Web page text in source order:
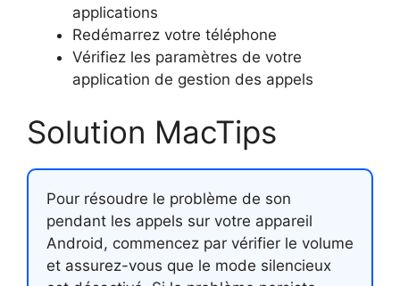
applications
Redémarrez votre téléphone
Vérifiez les paramètres de votre
application de gestion des appels
Solution MacTips
Pour résoudre le problème de son
pendant les appels sur votre appareil
Android, commencez par vérifier le volume
et assurez-vous que le mode silencieux